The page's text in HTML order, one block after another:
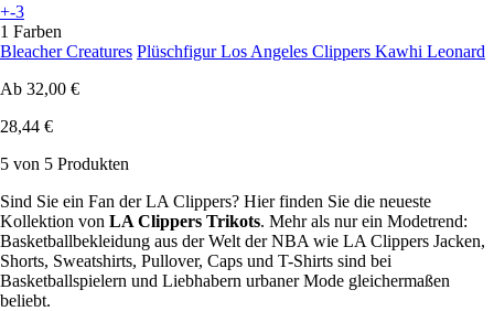
+-3
1 Farben
Bleacher Creatures Plüschfigur Los Angeles Clippers Kawhi Leonard
Ab 32,00 €
28,44 €
5 von 5 Produkten
Sind Sie ein Fan der LA Clippers? Hier finden Sie die neueste
Kollektion von LA Clippers Trikots. Mehr als nur ein Modetrend:
Basketballbekleidung aus der Welt der NBA wie LA Clippers Jacken,
Shorts, Sweatshirts, Pullover, Caps und T-Shirts sind bei
Basketballspielern und Liebhabern urbaner Mode gleichermaßen
beliebt.